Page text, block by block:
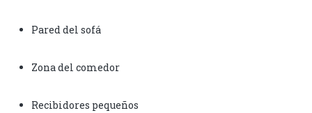
Pared del sofá
Zona del comedor
Recibidores pequeños